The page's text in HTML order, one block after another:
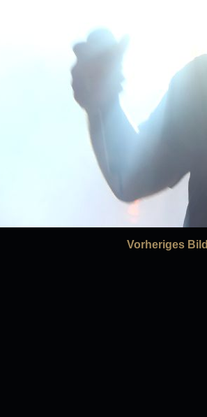
Vorheriges Bild